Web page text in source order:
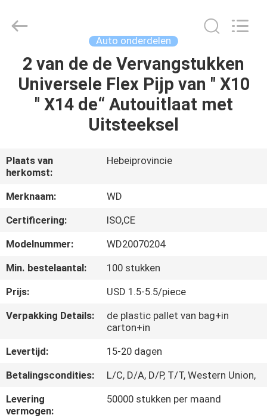
THUIS
PRODUCTEN
ONS
FABRIEKSTOCHT
KWALITEITSCONTROLE
NEEM
CONTACT
MET
OP
NIEUWS
WOODOO
TRADE
Reserved.
Auto onderdelen
2 van de de Vervangstukken
Universele Flex Pijp van " X10
" X14 de“ Autouitlaat met
Uitsteeksel
Plaats van
herkomst:
Hebeiprovincie
Merknaam:
WD
Certificering:
ISO,CE
Modelnummer:
WD20070204
Min. bestelaantal:
100 stukken
Prijs:
USD 1.5-5.5/piece
Verpakking Details:
de plastic pallet van bag+in
carton+in
Levertijd:
15-20 dagen
Betalingscondities:
L/C, D/A, D/P, T/T, Western Union,
Levering
vermogen:
50000 stukken per maand